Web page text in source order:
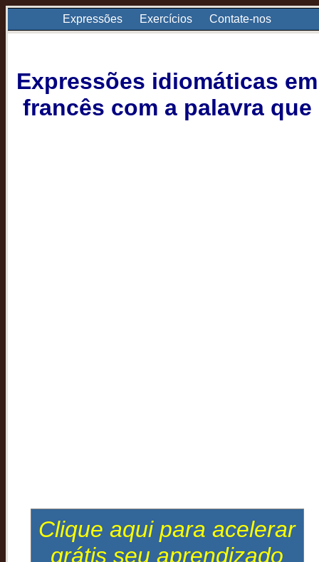
Expressões Exercícios Contate-nos
Expressões idiomáticas em
francês com a palavra que
Clique aqui para acelerar
grátis seu aprendizado